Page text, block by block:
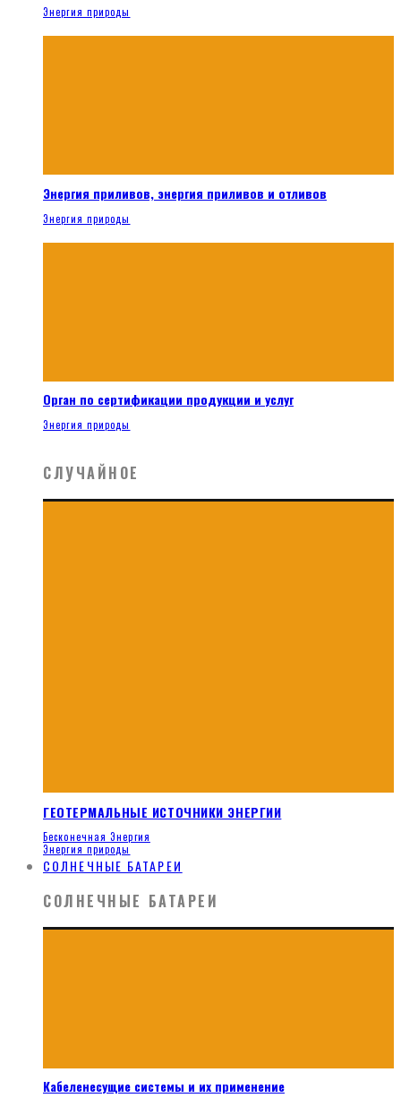
Энергия природы
Энергия приливов, энергия приливов и отливов
Энергия природы
Орган по сертификации продукции и услуг
Энергия природы
СЛУЧАЙНОЕ
ГЕОТЕРМАЛЬНЫЕ ИСТОЧНИКИ ЭНЕРГИИ
Бесконечная Энергия
Энергия природы
СОЛНЕЧНЫЕ БАТАРЕИ
СОЛНЕЧНЫЕ БАТАРЕИ
Кабеленесущие системы и их применение